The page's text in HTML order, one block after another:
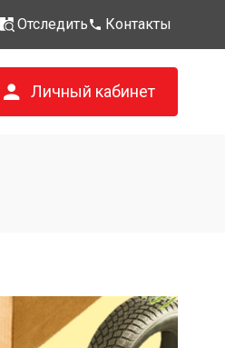
Отследить Контакты
Личный кабинет